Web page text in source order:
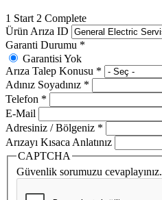
1 Start 2 Complete
Ürün Arıza ID
Garanti Durumu *
Garantisi Yok
Arıza Talep Konusu *
Adınız Soyadınız *
Telefon *
E-Mail
Adresiniz / Bölgeniz *
Arızayı Kısaca Anlatınız
CAPTCHA
Güvenlik sorumuzu cevaplayınız.